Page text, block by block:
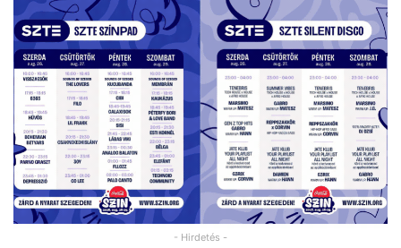
- Hirdetés -